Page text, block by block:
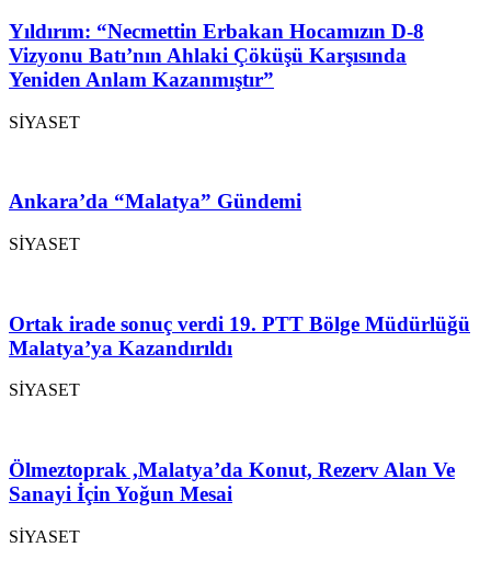
Yıldırım: “Necmettin Erbakan Hocamızın D-8
Vizyonu Batı’nın Ahlaki Çöküşü Karşısında
Yeniden Anlam Kazanmıştır”
SİYASET
Ankara’da “Malatya” Gündemi
SİYASET
Ortak irade sonuç verdi 19. PTT Bölge Müdürlüğü
Malatya’ya Kazandırıldı
SİYASET
Ölmeztoprak ,Malatya’da Konut, Rezerv Alan Ve
Sanayi İçin Yoğun Mesai
SİYASET